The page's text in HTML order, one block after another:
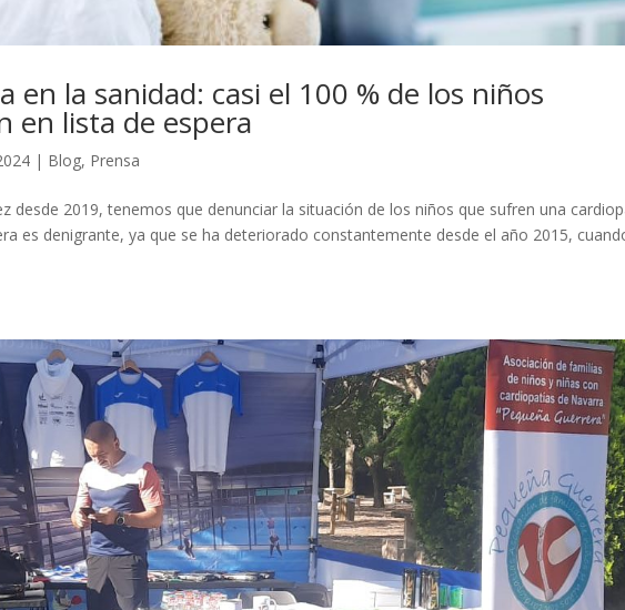
en la sanidad: casi el 100 % de los niños
en lista de espera
| Blog, Prensa
desde 2019, tenemos que denunciar la situación de los niños que sufren una
es denigrante, ya que se ha deteriorado constantemente desde el año 2015,